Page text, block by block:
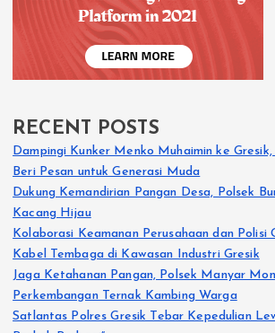
RECENT POSTS
Dampingi Kunker Menko Muhaimin ke
Beri Pesan untuk Generasi Muda
Dukung Kemandirian Pangan Desa, Polsek
Kacang Hijau
Kolaborasi Keamanan Perusahaan dan Polisi
Kabel Tembaga di Kawasan Industri Gresik
Jaga Ketahanan Pangan, Polsek Manyar
Perkembangan Ternak Kambing Warga
Satlantas Polres Gresik Tebar Kepedulian